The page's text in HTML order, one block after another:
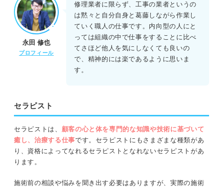
永田 修也
プロフィール
修理業者に限らず、工事の業者というの
は黙々と自分自身と葛藤しながら作業し
ていく職人の仕事です。内向型の人にと
っては組織の中で仕事をすることに比べ
てさほど他人を気にしなくても良いの
で、精神的には楽であるように思いま
す。
セラピスト
セラピストは、 顧客の心と体を専門的な知識や技術に基づいて
癒し、治療する仕事です。セラピストにもさまざまな種類があ
り、資格によってなれるセラピストとなれないセラピストがあ
ります。
施術前の相談や悩みを聞き出す必要はありますが、実際の施術